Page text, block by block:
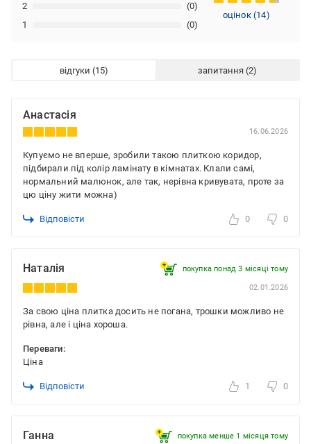
1 (0)
2 (0)
оцінок (14)
відгуки запитання
Анастасія
16.06.2026
Купуємо не вперше, зробили такою плиткою коридор,
підбирали під колір ламінату в кімнатах. Клали самі,
нормальний малюнок, але так, нерівна кривувата, проте за
цю ціну жити можна)
Відповісти 0 0
Наталія покупка понад 3 місяці тому
02.01.2026
За свою ціна плитка досить не погана, трошки можливо не
рівна, але і ціна хороша.
Переваги:
Ціна
Відповісти 1 0
Ганна покупка менше 1 місяця томy